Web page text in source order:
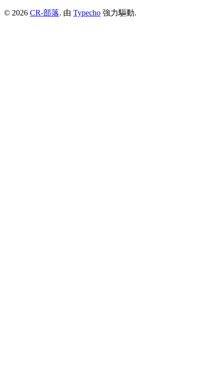
© 2026 CR-部落. 由 Typecho 強力驅動.